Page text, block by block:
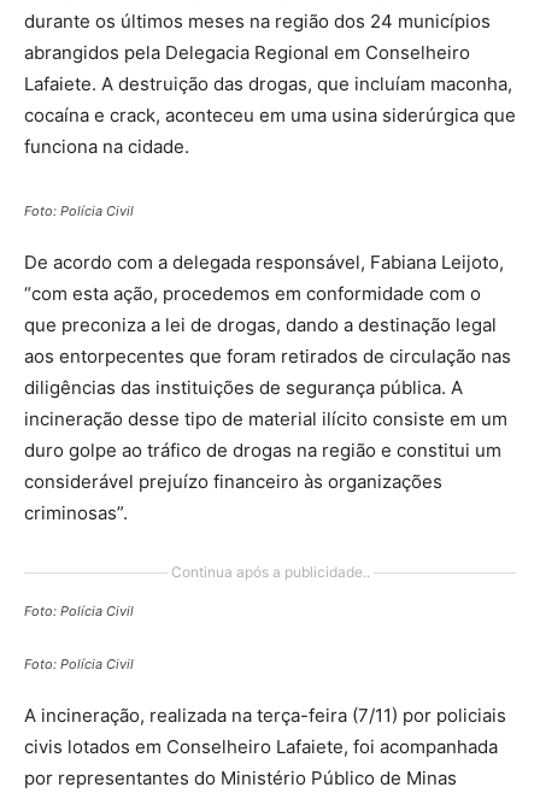
durante os últimos meses na região dos 24 municípios
abrangidos pela Delegacia Regional em Conselheiro
Lafaiete. A destruição das drogas, que incluíam maconha,
cocaína e crack, aconteceu em uma usina siderúrgica que
funciona na cidade.
Foto: Polícia Civil
De acordo com a delegada responsável, Fabiana Leijoto,
“com esta ação, procedemos em conformidade com o
que preconiza a lei de drogas, dando a destinação legal
aos entorpecentes que foram retirados de circulação nas
diligências das instituições de segurança pública. A
incineração desse tipo de material ilícito consiste em um
duro golpe ao tráfico de drogas na região e constitui um
considerável prejuízo financeiro às organizações
criminosas”.
Continua após a publicidade..
Foto: Polícia Civil
Foto: Polícia Civil
A incineração, realizada na terça-feira (7/11) por policiais
civis lotados em Conselheiro Lafaiete, foi acompanhada
por representantes do Ministério Público de Minas